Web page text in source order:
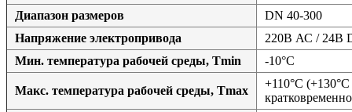
Диапазон размеров
DN 40-300
Напряжение электропривода
220В АС / 24В
Мин. температура рабочей среды, Tmin
-10°С
Макс. температура рабочей среды, Tmax
+110°С (+130°С